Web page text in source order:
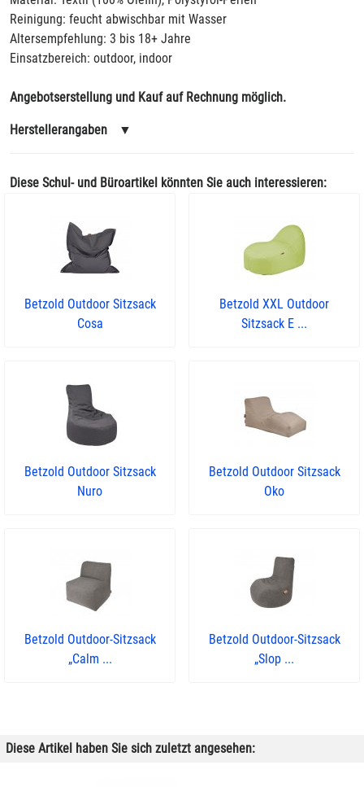
Reinigung: feucht abwischbar mit Wasser
Altersempfehlung: 3 bis 18+ Jahre
Einsatzbereich: outdoor, indoor
Angebotserstellung und Kauf auf Rechnung möglich.
Herstellerangaben ▼
Diese Schul- und Büroartikel könnten Sie auch interessieren:
Betzold Outdoor Sitzsack
Cosa
Betzold XXL Outdoor
Sitzsack E ...
Betzold Outdoor Sitzsack
Nuro
Betzold Outdoor Sitzsack
Oko
Betzold Outdoor-Sitzsack
„Calm ...
Betzold Outdoor-Sitzsack
„Slop ...
Diese Artikel haben Sie sich zuletzt angesehen: